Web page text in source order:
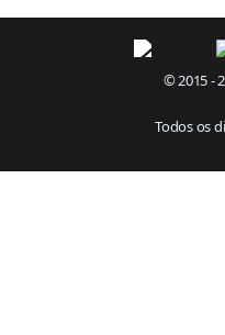
© 2015 -
Todos os